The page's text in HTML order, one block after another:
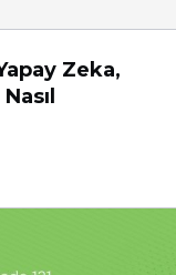
Zeka,